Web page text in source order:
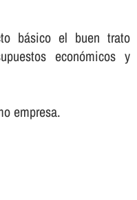
básico el buen trato
económicos y
empresa.